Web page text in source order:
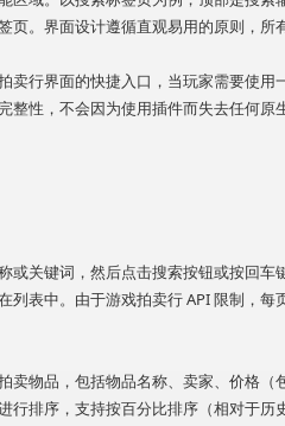
页。界面设计遵循直观易用的原则，
卖行界面的快捷入口，当玩家需要使
整性，不会因为使用插件而失去任何原
或关键词，然后点击搜索按钮或按回
列表中。由于游戏拍卖行 API 限制，
卖物品，包括物品名称、卖家、价格
行排序，支持按百分比排序（相对于